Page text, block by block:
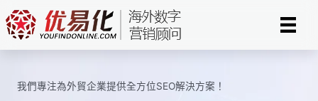
Skip
to
content
我們專注為外貿企業提供全方位SEO解決方案！